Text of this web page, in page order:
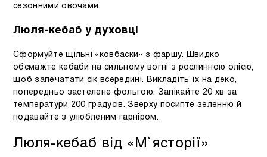
сезонними овочами.
Люля-кебаб у духовці
Сформуйте щільні «ковбаски» з фаршу. Швидко
обсмажте кебаби на сильному вогні з рослинною олією,
щоб запечатати сік всередині. Викладіть їх на деко,
попередньо застелене фольгою. Запікайте 20 хв за
температури 200 градусів. Зверху посипте зеленню й
подавайте з улюбленим гарніром.
Люля-кебаб від «М`ясторії»